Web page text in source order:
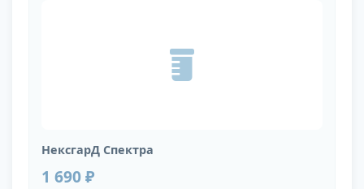
НексгарД Спектра
1 690 ₽